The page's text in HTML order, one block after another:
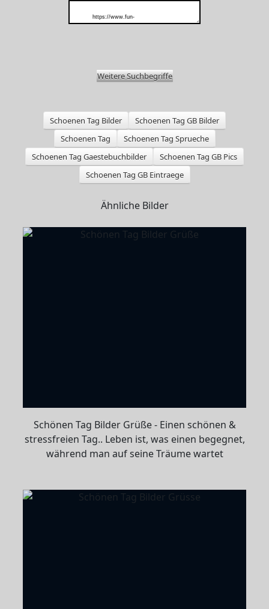
Weitere Suchbegriffe
Schoenen Tag Bilder
Schoenen Tag GB Bilder
Schoenen Tag
Schoenen Tag Sprueche
Schoenen Tag Gaestebuchbilder
Schoenen Tag GB Pics
Schoenen Tag GB Eintraege
Ähnliche Bilder
Schönen Tag Bilder Grüße - Einen schönen &
stressfreien Tag.. Leben ist, was einen begegnet,
während man auf seine Träume wartet